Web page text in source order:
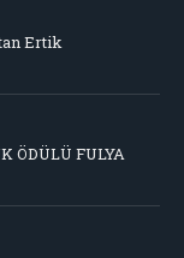
Ertik
ÖDÜLÜ FULYA